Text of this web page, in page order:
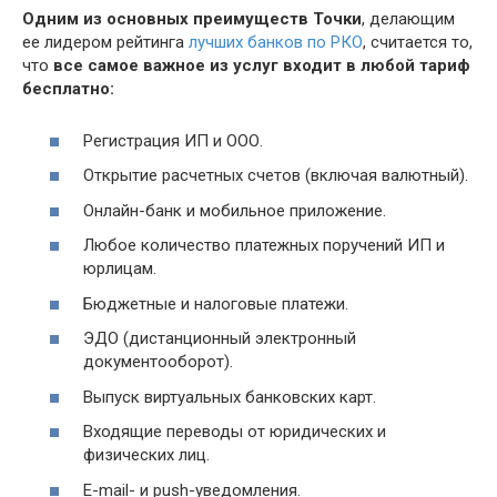
Одним из основных преимуществ Точки, делающим
ее лидером рейтинга лучших банков по РКО, считается то,
что все самое важное из услуг входит в любой тариф
бесплатно:
Регистрация ИП и ООО.
Открытие расчетных счетов (включая валютный).
Онлайн-банк и мобильное приложение.
Любое количество платежных поручений ИП и
юрлицам.
Бюджетные и налоговые платежи.
ЭДО (дистанционный электронный
документооборот).
Выпуск виртуальных банковских карт.
Входящие переводы от юридических и
физических лиц.
E-mail- и push-уведомления.